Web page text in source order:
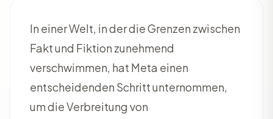
In einer Welt, in der die Grenzen zwischen
Fakt und Fiktion zunehmend
verschwimmen, hat Meta einen
entscheidenden Schritt unternommen,
um die Verbreitung von